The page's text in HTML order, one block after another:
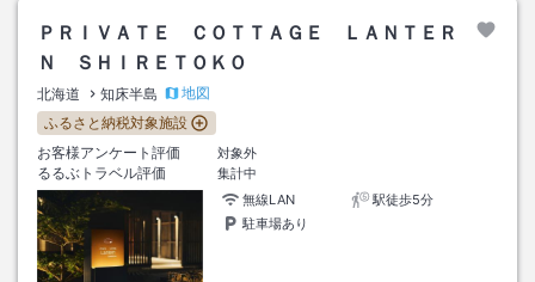
ＰＲＩＶＡＴＥ ＣＯＴＴＡＧＥ ＬＡＮＴＥＲ
Ｎ ＳＨＩＲＥＴＯＫＯ
北海道 知床半島
地図
ふるさと納税対象施設
お客様アンケート評価
対象外
るるぶトラベル評価
集計中
無線LAN
駅徒歩5分
駐車場あり